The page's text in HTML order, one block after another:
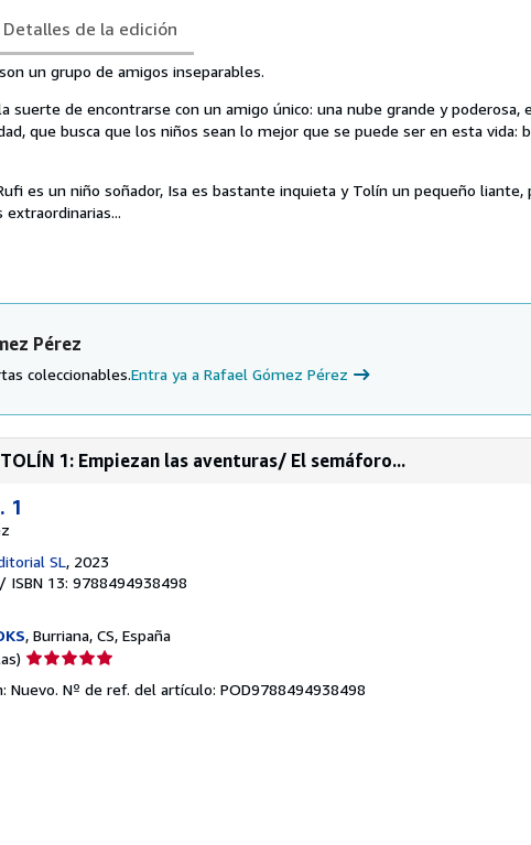
Detalles de la edición
un grupo de amigos inseparables.
suerte de encontrarse con un amigo único: una nube grande y poderosa,
que busca que los niños sean lo mejor que se puede ser en esta vida:
es un niño soñador, Isa es bastante inquieta y Tolín un pequeño liante,
extraordinarias...
Pérez
coleccionables.Entra ya a Rafael Gómez Pérez
1: Empiezan las aventuras/ El semáforo...
1
SL, 2023
/ ISBN 13: 9788494938498
, Burriana, CS, España
Calificación
vendedor:
Nuevo. Nº de ref. del artículo: POD9788494938498